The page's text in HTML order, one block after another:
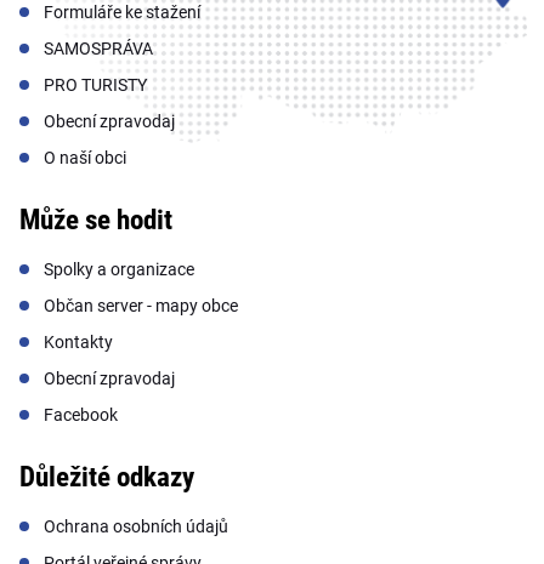
Formuláře ke stažení
SAMOSPRÁVA
PRO TURISTY
Obecní zpravodaj
O naší obci
Může se hodit
Spolky a organizace
Občan server - mapy obce
Kontakty
Obecní zpravodaj
Facebook
Důležité odkazy
Ochrana osobních údajů